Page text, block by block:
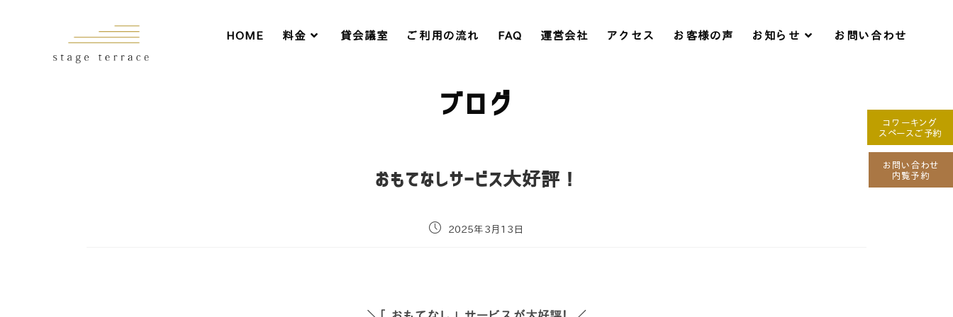
HOME 料金 貸会議室 ご利用の流れ FAQ 運営会社 アクセス お客様の声 お知らせ お問い合わせ
ブログ
おもてなしサービス大好評！
2025年3月13日
コワーキング
スペースご予約
お問い合わせ
内覧予約